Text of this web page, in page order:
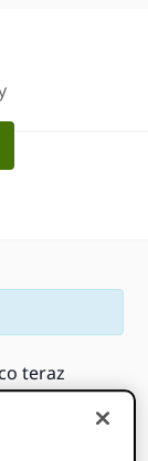
teraz
HST